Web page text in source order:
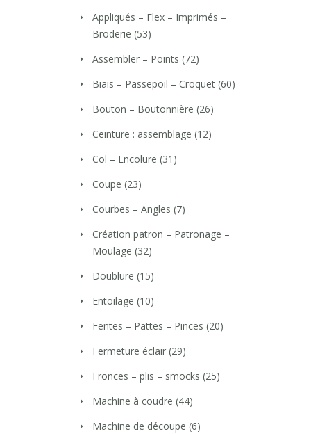
Appliqués – Flex – Imprimés –
Broderie (53)
Assembler – Points (72)
Biais – Passepoil – Croquet (60)
Bouton – Boutonnière (26)
Ceinture : assemblage (12)
Col – Encolure (31)
Coupe (23)
Courbes – Angles (7)
Création patron – Patronage –
Moulage (32)
Doublure (15)
Entoilage (10)
Fentes – Pattes – Pinces (20)
Fermeture éclair (29)
Fronces – plis – smocks (25)
Machine à coudre (44)
Machine de découpe (6)